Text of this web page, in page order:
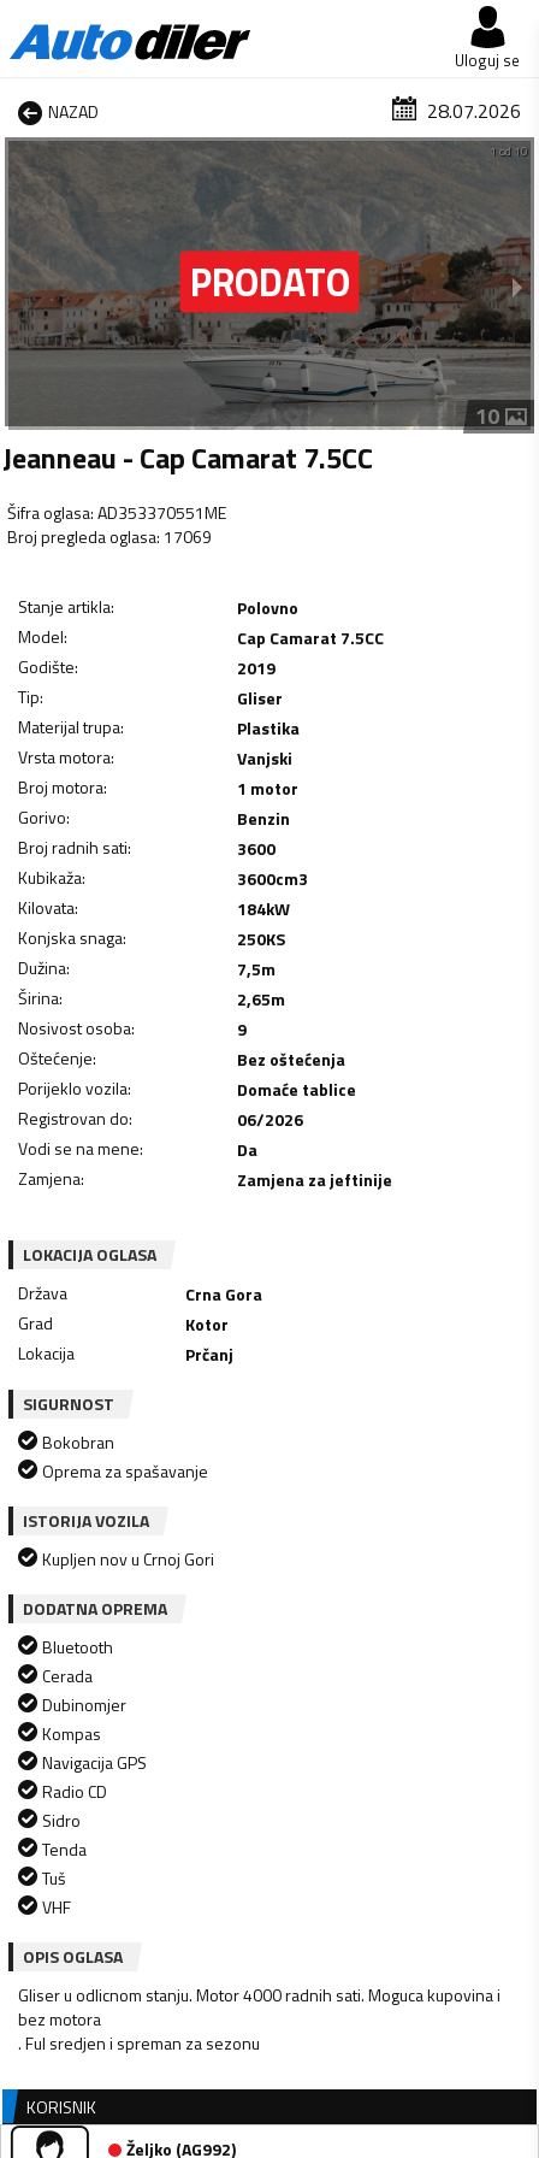
Uloguj se
NAZAD 28.07.2026
1 od 10
10
Jeanneau - Cap Camarat 7.5CC
Šifra oglasa:AD353370551ME
Broj pregleda oglasa: 17069
Stanje artikla:
Polovno
Model:
Cap Camarat 7.5CC
Godište:
2019
Tip:
Gliser
Materijal trupa:
Plastika
Vrsta motora:
Vanjski
Broj motora:
1 motor
Gorivo:
Benzin
Broj radnih sati:
3600
Kubikaža: 3600cm3
Kilovata: 184kW
Konjska snaga: 250KS
Dužina: 7,5m
Širina: 2,65m
Nosivost osoba:
9
Oštećenje:
Bez oštećenja
Porijeklo vozila:
Domaće tablice
Registrovan do:
06/2026
Vodi se na mene:
Da
Zamjena: Zamjena za jeftinije
LOKACIJA OGLASA
Država
Crna Gora
Grad
Kotor
Lokacija
Prčanj
SIGURNOST
Bokobran
Oprema za spašavanje
ISTORIJA VOZILA
Kupljen nov u Crnoj Gori
DODATNA OPREMA
Bluetooth
Cerada
Dubinomjer
Kompas
Navigacija GPS
Radio CD
Sidro
Tenda
Tuš
VHF
OPIS OGLASA
Gliser u odlicnom stanju. Motor 4000 radnih sati. Moguca kupovina i
bez motora
. Ful sredjen i spreman za sezonu
KORISNIK
Željko (AG992)